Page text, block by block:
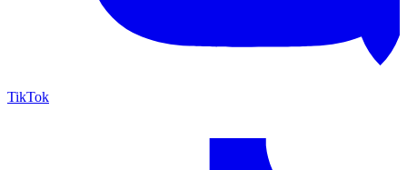
TikTok